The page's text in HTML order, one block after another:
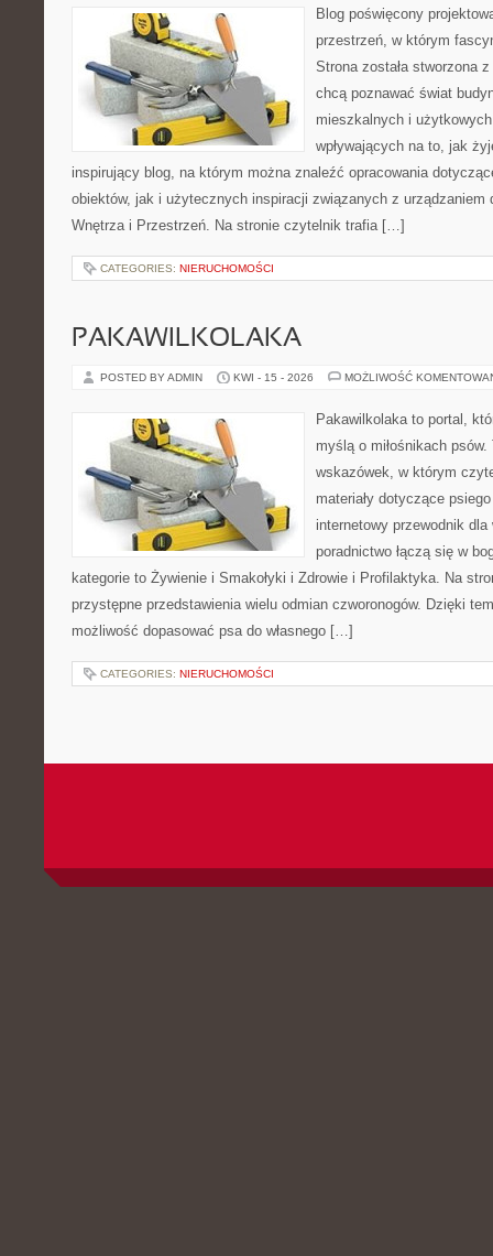
Blog poświęcony
przestrzeń, w którym
Strona została stworzona
chcą poznawać świat
mieszkalnych i
wpływających na to, jak
inspirujący blog, na którym można znaleźć opracowania
obiektów, jak i użytecznych inspiracji związanych z urządzaniem
Wnętrza i Przestrzeń. Na stronie czytelnik trafia […]
CATEGORIES: NIERUCHOMOŚCI
PAKAWILKOLAKA
POSTED BY ADMIN KWI - 15 - 2026 MOŻLIWOŚĆ
Pakawilkolaka to portal,
myślą o miłośnikach
wskazówek, w którym
materiały dotyczące
internetowy przewodnik
poradnictwo łączą się w
kategorie to Żywienie i Smakołyki i Zdrowie i Profilaktyka. Na
przystępne przedstawienia wielu odmian czworonogów. Dzięki
możliwość dopasować psa do własnego […]
CATEGORIES: NIERUCHOMOŚCI